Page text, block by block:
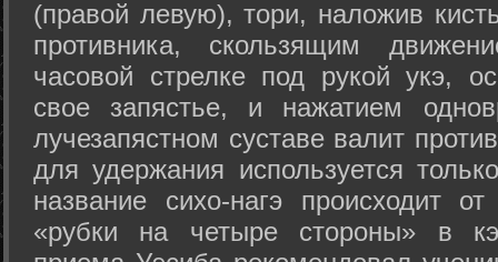
(правой левую), тори, наложив
противника, скользящим
часовой стрелке под рукой укэ,
свое запястье, и нажатием
лучезапястном суставе валит
для удержания используется
название сихо-нагэ происходит
«рубки на четыре стороны» в